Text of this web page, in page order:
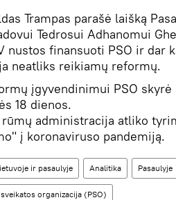
Trampas parašė laišką
Tedrosui Adhanomui
nustos finansuoti PSO ir dar
neatliks reikiamų reformų.
įgyvendinimui PSO
18 dienos.
rūmų administracija atliko
į koronaviruso pandemiją.
ir pasaulyje Analitika Pasaulyje
organizacija (PSO)